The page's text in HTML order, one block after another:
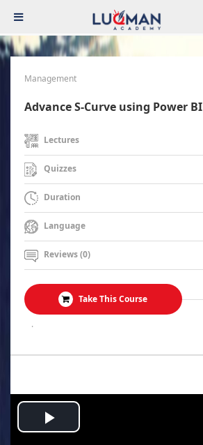
Management
Advance S-Curve using Power BI
Lectures
Quizzes
Duration
Language
Reviews (0)
Take This Course
.
Play